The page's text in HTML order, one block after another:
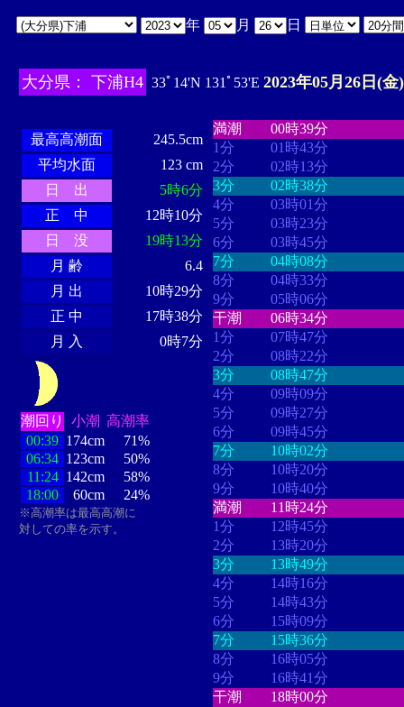
年 月 日
大分県： 下浦H4 33ﾟ14'N 131ﾟ53'E 2023年05月26日(金)
最高高潮面
245.5cm
平均水面
123 cm
日 出
5時6分
正 中
12時10分
日 没
19時13分
月 齢
6.4
月 出
10時29分
正 中
17時38分
月 入
0時7分
潮回り 小潮 高潮率
00:39 174cm
71%
06:34 123cm
50%
11:24 142cm
58%
18:00
60cm 24%
※高潮率は最高高潮に
対しての率を示す。
満潮
00時39分
1分
01時43分
2分
02時13分
3分
02時38分
4分
03時01分
5分
03時23分
6分
03時45分
7分
04時08分
8分
04時33分
9分
05時06分
干潮
06時34分
1分
07時47分
2分
08時22分
3分
08時47分
4分
09時09分
5分
09時27分
6分
09時45分
7分
10時02分
8分
10時20分
9分
10時40分
満潮
11時24分
1分
12時45分
2分
13時20分
3分
13時49分
4分
14時16分
5分
14時43分
6分
15時09分
7分
15時36分
8分
16時05分
9分
16時41分
干潮
18時00分